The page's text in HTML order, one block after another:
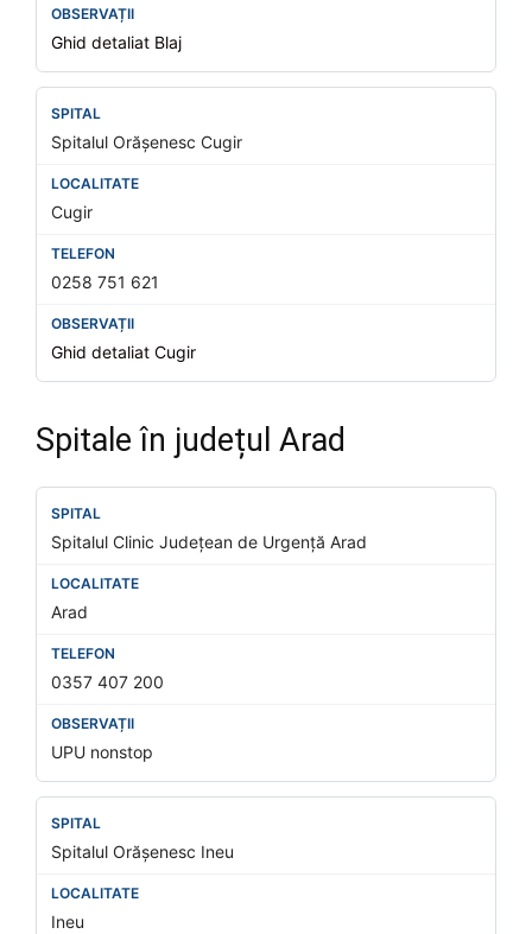
Ghid detaliat Blaj
Spitalul Orășenesc Cugir
Cugir
0258 751 621
Ghid detaliat Cugir
Spitale în județul Arad
Spitalul Clinic Județean de Urgență Arad
Arad
0357 407 200
UPU nonstop
Spitalul Orășenesc Ineu
Ineu